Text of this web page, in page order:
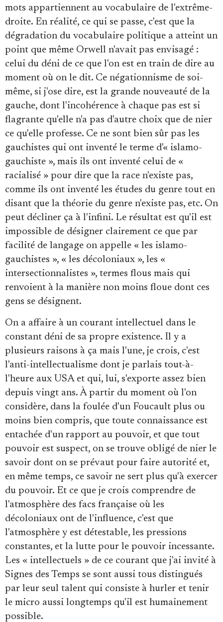
mots appartiennent au vocabulaire de l'extrême-
droite. En réalité, ce qui se passe, c'est que la
dégradation du vocabulaire politique a atteint un
point que même Orwell n'avait pas envisagé :
celui du déni de ce que l'on est en train de dire au
moment où on le dit. Ce négationnisme de soi-
même, si j'ose dire, est la grande nouveauté de la
gauche, dont l'incohérence à chaque pas est si
flagrante qu'elle n'a pas d'autre choix que de nier
ce qu'elle professe. Ce ne sont bien sûr pas les
gauchistes qui ont inventé le terme d'« islamo-
gauchiste », mais ils ont inventé celui de «
racialisé » pour dire que la race n'existe pas,
comme ils ont inventé les études du genre tout en
disant que la théorie du genre n'existe pas, etc. On
peut décliner ça à l'infini. Le résultat est qu'il est
impossible de désigner clairement ce que par
facilité de langage on appelle « les islamo-
gauchistes », « les décoloniaux », les «
intersectionnalistes », termes flous mais qui
renvoient à la manière non moins floue dont ces
gens se désignent.
On a affaire à un courant intellectuel dans le
constant déni de sa propre existence. Il y a
plusieurs raisons à ça mais l'une, je crois, c'est
l'anti-intellectualisme dont je parlais tout-à-
l'heure aux USA et qui, lui, s'exporte assez bien
depuis vingt ans. À partir du moment où l'on
considère, dans la foulée d'un Foucault plus ou
moins bien compris, que toute connaissance est
entachée d'un rapport au pouvoir, et que tout
pouvoir est suspect, on se trouve obligé de nier le
savoir dont on se prévaut pour faire autorité et,
en même temps, ce savoir ne sert plus qu'à exercer
du pouvoir. Et ce que je crois comprendre de
l'atmosphère des facs française où les
décoloniaux ont de l'influence, c'est que
l'atmosphère y est détestable, les pressions
constantes, et la lutte pour le pouvoir incessante.
Les « intellectuels » de ce courant que j'ai invité à
Signes des Temps se sont aussi tous distingués
par leur seul talent qui consiste à hurler et tenir
le micro aussi longtemps qu'il est humainement
possible.